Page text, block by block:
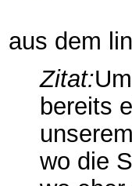
aus dem
Zitat:
bereits
wo die